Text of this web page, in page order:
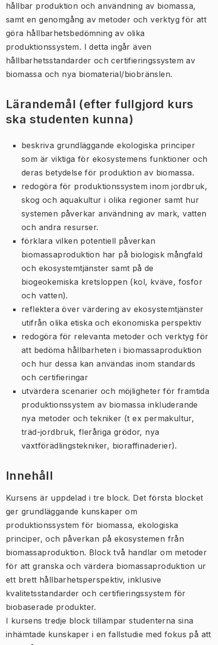
hållbar produktion och användning av biomassa,
samt en genomgång av metoder och verktyg för att
göra hållbarhetsbedömning av olika
produktionssystem. I detta ingår även
hållbarhetsstandarder och certifieringssystem av
biomassa och nya biomaterial/biobränslen.
Lärandemål (efter fullgjord kurs
ska studenten kunna)
beskriva grundläggande ekologiska principer
som är viktiga för ekosystemens funktioner och
deras betydelse för produktion av biomassa.
redogöra för produktionssystem inom jordbruk,
skog och aquakultur i olika regioner samt hur
systemen påverkar användning av mark, vatten
och andra resurser.
förklara vilken potentiell påverkan
biomassaproduktion har på biologisk mångfald
och ekosystemtjänster samt på de
biogeokemiska kretsloppen (kol, kväve, fosfor
och vatten).
reflektera över värdering av ekosystemtjänster
utifrån olika etiska och ekonomiska perspektiv
redogöra för relevanta metoder och verktyg för
att bedöma hållbarheten i biomassaproduktion
och hur dessa kan användas inom standards
och certifieringar
utvärdera scenarier och möjligheter för framtida
produktionssystem av biomassa inkluderande
nya metoder och tekniker (t ex permakultur,
träd-jordbruk, fleråriga grödor, nya
växtförädlingstekniker, bioraffinaderier).
Innehåll
Kursens är uppdelad i tre block. Det första blocket
ger grundläggande kunskaper om
produktionssystem för biomassa, ekologiska
principer, och påverkan på ekosystemen från
biomassaproduktion. Block två handlar om metoder
för att granska och värdera biomassaproduktion ur
ett brett hållbarhetsperspektiv, inklusive
kvalitetsstandarder och certifieringssystem för
biobaserade produkter.
I kursens tredje block tillämpar studenterna sina
inhämtade kunskaper i en fallstudie med fokus på att